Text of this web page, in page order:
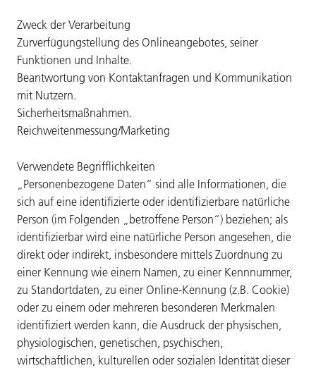
Zweck der Verarbeitung
Zurverfügungstellung des Onlineangebotes, seiner
Funktionen und Inhalte.
Beantwortung von Kontaktanfragen und Kommunikation
mit Nutzern.
Sicherheitsmaßnahmen.
Reichweitenmessung/Marketing
Verwendete Begrifflichkeiten
„Personenbezogene Daten“ sind alle Informationen, die
sich auf eine identifizierte oder identifizierbare natürliche
Person (im Folgenden „betroffene Person“) beziehen; als
identifizierbar wird eine natürliche Person angesehen, die
direkt oder indirekt, insbesondere mittels Zuordnung zu
einer Kennung wie einem Namen, zu einer Kennnummer,
zu Standortdaten, zu einer Online-Kennung (z.B. Cookie)
oder zu einem oder mehreren besonderen Merkmalen
identifiziert werden kann, die Ausdruck der physischen,
physiologischen, genetischen, psychischen,
wirtschaftlichen, kulturellen oder sozialen Identität dieser